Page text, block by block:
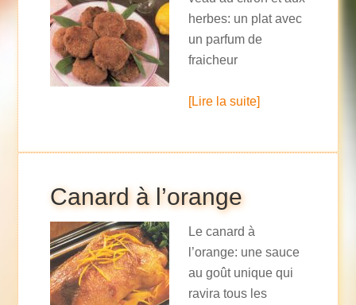
herbes: un plat avec
un parfum de
fraicheur
[Lire la suite]
Canard à l’orange
Le canard à
l’orange: une sauce
au goût unique qui
ravira tous les